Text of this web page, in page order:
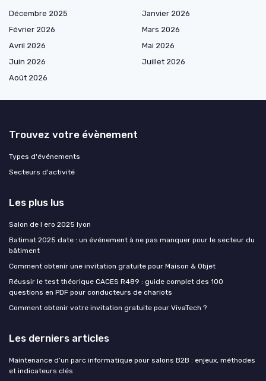
Décembre 2025
Janvier 2026
Février 2026
Mars 2026
Avril 2026
Mai 2026
Juin 2026
Juillet 2026
Août 2026
Trouvez votre évènement
Types d'événements
Secteurs d'activité
Les plus lus
Salon de l ero 2025 lyon
Batimat 2025 date : un événement à ne pas manquer pour le secteur du
bâtiment
Comment obtenir une invitation gratuite pour Maison & Objet
Réussir le test théorique CACES R489 : guide complet des 100
questions en PDF pour conducteurs de chariots
Comment obtenir votre invitation gratuite pour VivaTech ?
Les derniers articles
Maintenance d’un parc informatique pour salons B2B : enjeux, méthodes
et indicateurs clés